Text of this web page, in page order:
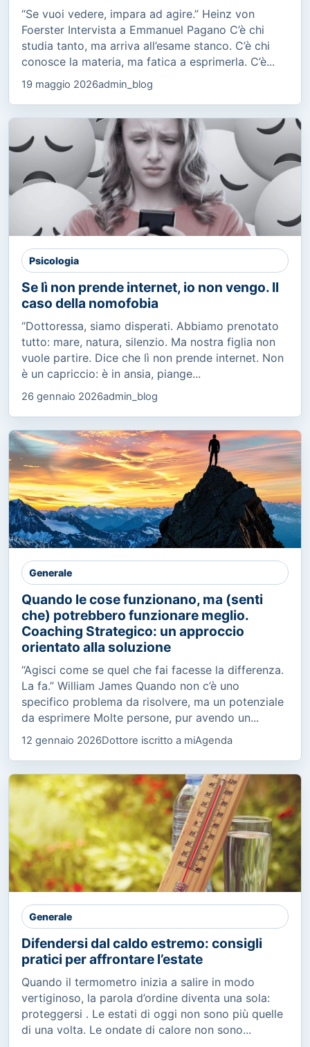
“Se vuoi vedere, impara ad agire.” Heinz von
Foerster Intervista a Emmanuel Pagano C’è chi
studia tanto, ma arriva all’esame stanco. C’è chi
conosce la materia, ma fatica a esprimerla. C’è...
19 maggio 2026admin_blog
Psicologia
Se lì non prende internet, io non vengo. Il
caso della nomofobia
“Dottoressa, siamo disperati. Abbiamo prenotato
tutto: mare, natura, silenzio. Ma nostra figlia non
vuole partire. Dice che lì non prende internet. Non
è un capriccio: è in ansia, piange...
26 gennaio 2026admin_blog
Generale
Quando le cose funzionano, ma (senti
che) potrebbero funzionare meglio.
Coaching Strategico: un approccio
orientato alla soluzione
“Agisci come se quel che fai facesse la differenza.
La fa.” William James Quando non c’è uno
specifico problema da risolvere, ma un potenziale
da esprimere Molte persone, pur avendo un...
12 gennaio 2026Dottore iscritto a miAgenda
Generale
Difendersi dal caldo estremo: consigli
pratici per affrontare l’estate
Quando il termometro inizia a salire in modo
vertiginoso, la parola d’ordine diventa una sola:
proteggersi . Le estati di oggi non sono più quelle
di una volta. Le ondate di calore non sono...